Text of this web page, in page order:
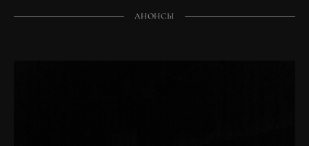
АНОНСЫ